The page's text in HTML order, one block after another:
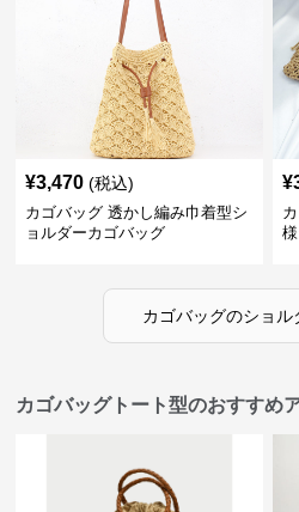
¥3,470 (税込)
カゴバッグ 透かし編み巾着型シ
ョルダーカゴバッグ
¥
カゴバッグのショル
カゴバッグトート型のおすすめ